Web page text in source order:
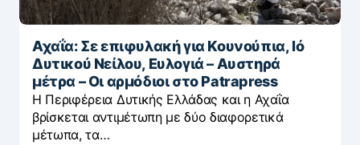
Αχαΐα: Σε επιφυλακή για Κουνούπια, Ιό
Δυτικού Νείλου, Ευλογιά – Αυστηρά
μέτρα – Οι αρμόδιοι στο Patrapress
Η Περιφέρεια Δυτικής Ελλάδας και η Αχαΐα
βρίσκεται αντιμέτωπη με δύο διαφορετικά
μέτωπα, τα…